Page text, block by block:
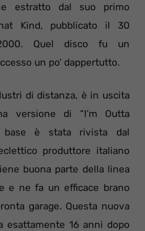
estratto dal suo primo
Kind, pubblicato il 30
Quel disco fu un
un po’ dappertutto.
di distanza, è in uscita
versione di “I’m Outta
base è stata rivista dal
produttore italiano
buona parte della linea
e ne fa un efficace brano
garage. Questa nuova
esattamente 16 anni dopo